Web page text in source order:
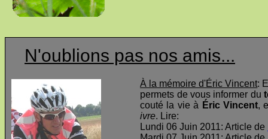
N'oublions pas nos amis...
À la mémoire d'Éric Vincent:
permets de vous informer du
couté la vie à Éric Vincent,
ivre. Lire:
Lundi 06 Juin 2011: Article de